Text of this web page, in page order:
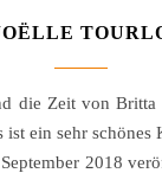
ist ein sehr schönes
2018